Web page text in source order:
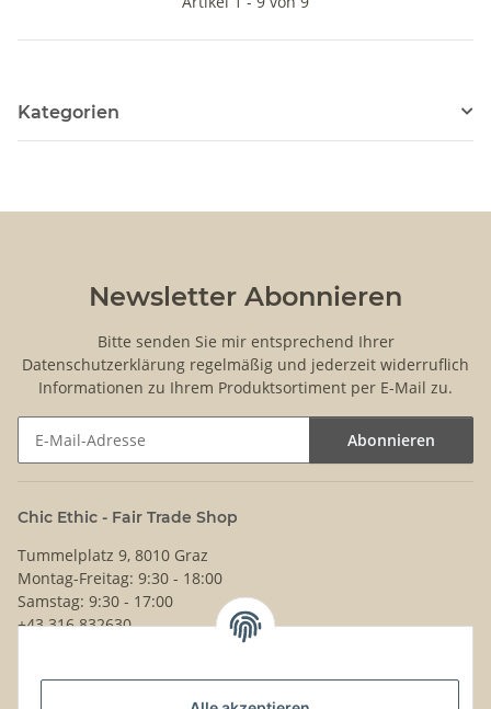
Kategorien
Newsletter Abonnieren
Bitte senden Sie mir entsprechend Ihrer
Datenschutzerklärung regelmäßig und jederzeit widerruflich
Informationen zu Ihrem Produktsortiment per E-Mail zu.
Abonnieren
Chic Ethic - Fair Trade Shop
Tummelplatz 9, 8010 Graz
Montag-Freitag: 9:30 - 18:00
Samstag: 9:30 - 17:00
+43 316 832630